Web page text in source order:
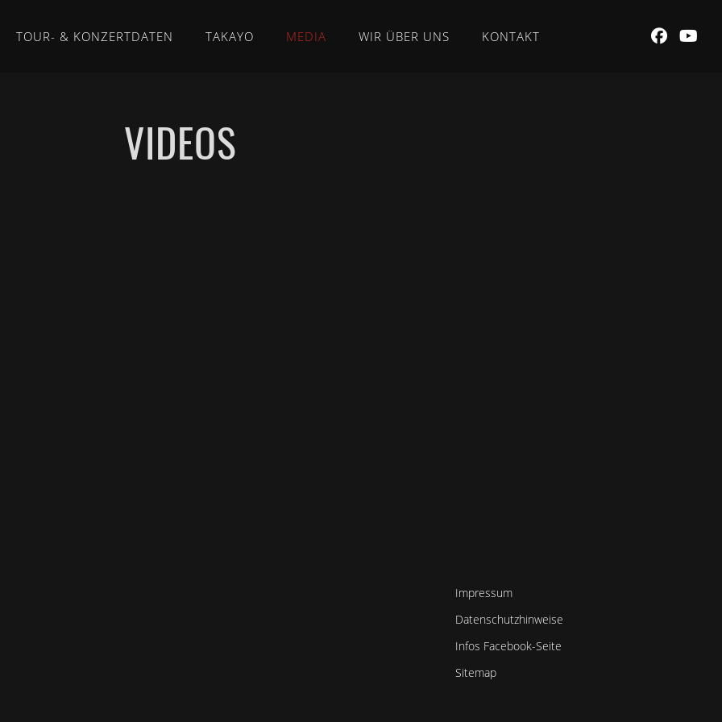
TOUR- & KONZERTDATEN TAKAYO MEDIA WIR ÜBER UNS KONTAKT
VIDEOS
Impressum
Datenschutzhinweise
Infos Facebook-Seite
Sitemap